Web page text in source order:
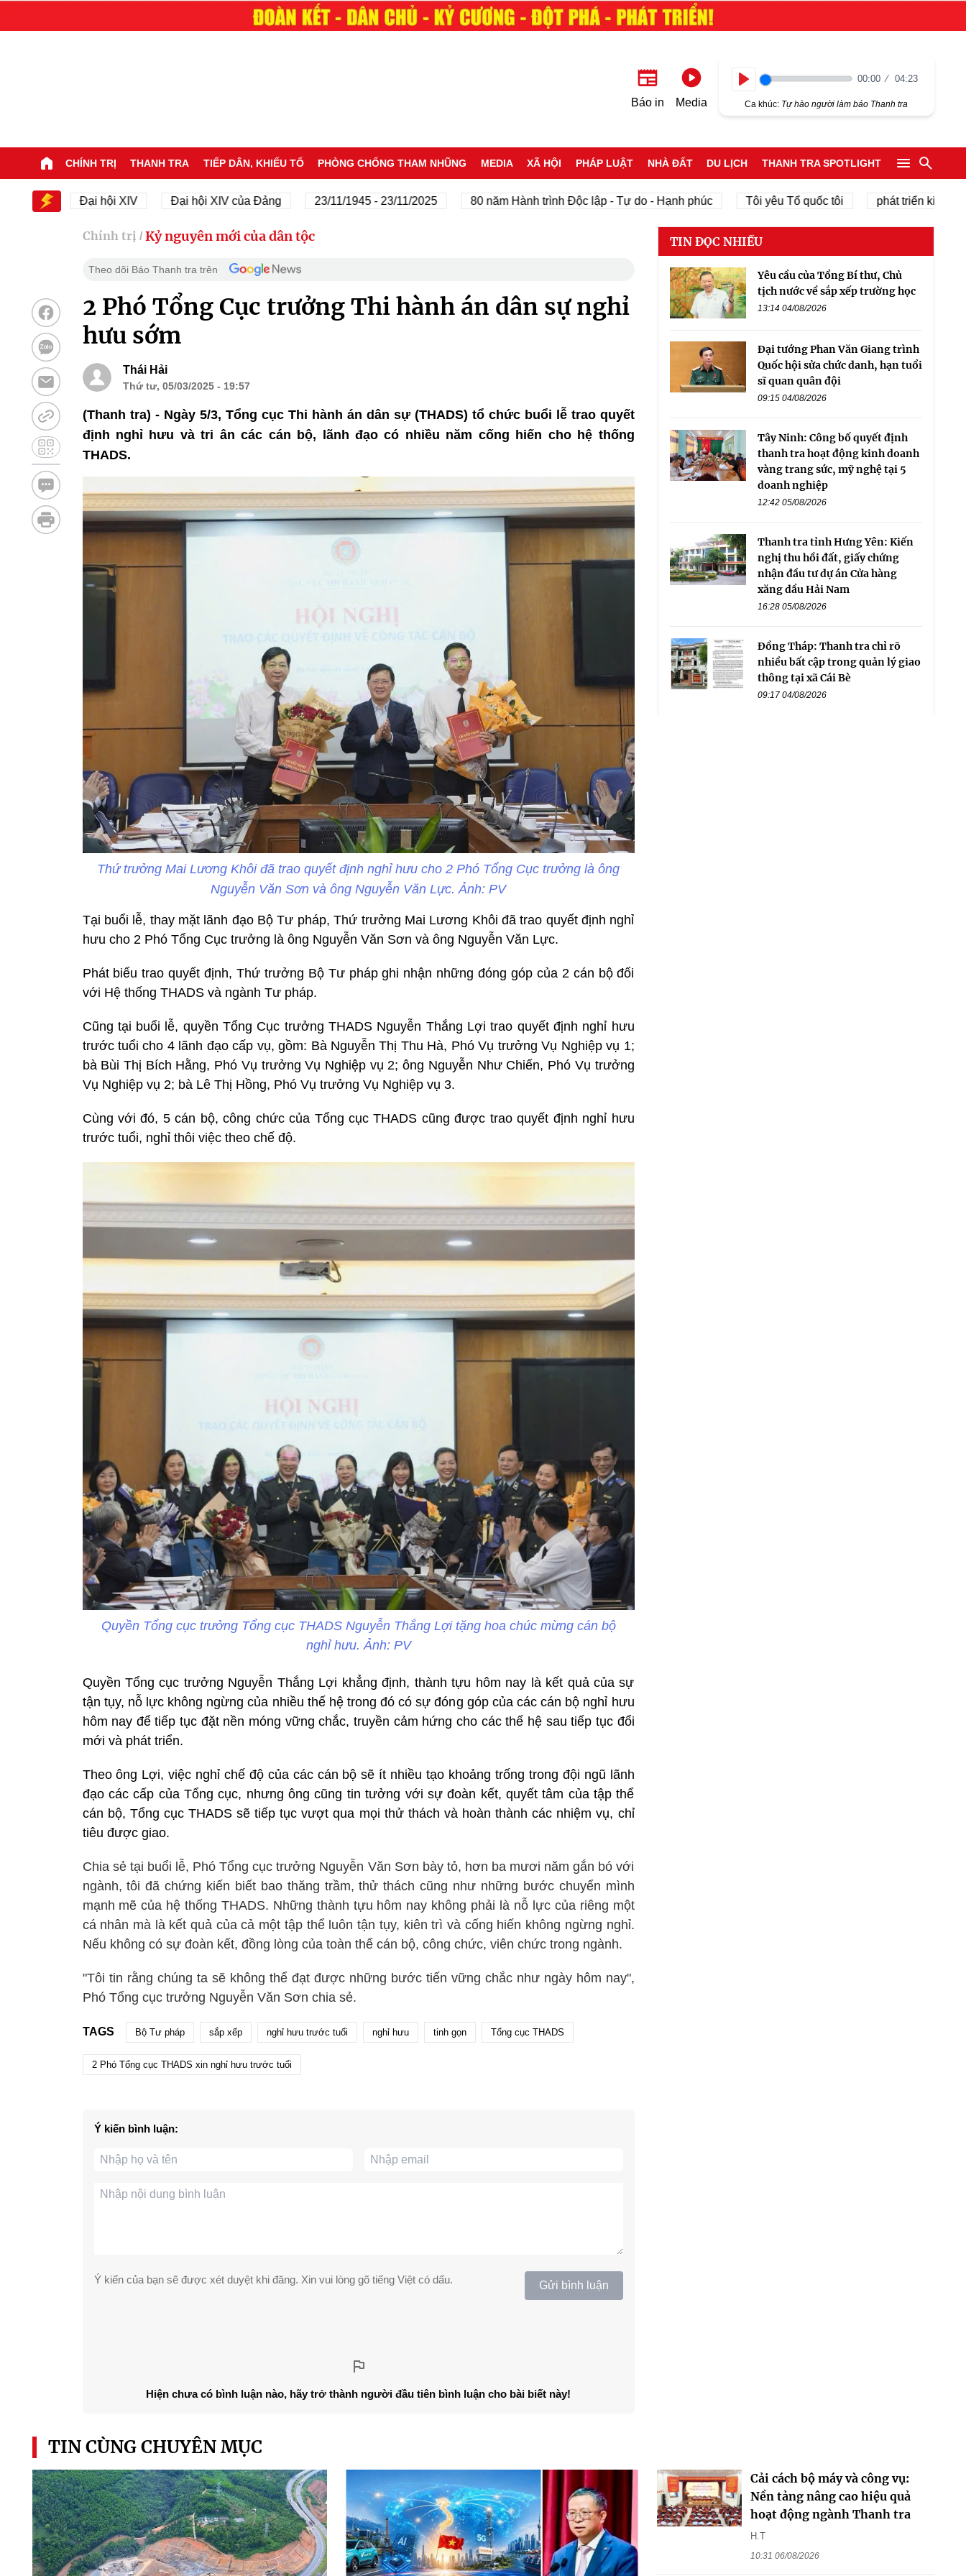
Báo in Media
00:00 04:23
Ca khúc: Tự hào người làm báo Thanh tra
CHÍNH TRỊ THANH TRA TIẾP DÂN, KHIẾU TỐ PHÒNG CHỐNG THAM NHŨNG MEDIA XÃ HỘI PHÁP LUẬT NHÀ ĐẤT DU LỊCH THANH TRA SPOTLIGHT
Đại hội XIV Đại hội XIV của Đảng 23/11/1945 - 23/11/2025 80 năm Hành trình Độc lập - Tự do - Hạnh phúc Tôi yêu Tổ quốc tôi phát triển kinh tế tư
Chính trị / Kỷ nguyên mới của dân tộc
Theo dõi Báo Thanh tra trên
2 Phó Tổng Cục trưởng Thi hành án dân sự nghỉ
hưu sớm
Thái Hải
Thứ tư, 05/03/2025 - 19:57
(Thanh tra) - Ngày 5/3, Tổng cục Thi hành án dân sự (THADS) tổ chức buổi lễ trao quyết
định nghỉ hưu và tri ân các cán bộ, lãnh đạo có nhiều năm cống hiến cho hệ thống
THADS.
Thứ trưởng Mai Lương Khôi đã trao quyết định nghỉ hưu cho 2 Phó Tổng Cục trưởng là ông
Nguyễn Văn Sơn và ông Nguyễn Văn Lực. Ảnh: PV
Tại buổi lễ, thay mặt lãnh đạo Bộ Tư pháp, Thứ trưởng Mai Lương Khôi đã trao quyết định nghỉ
hưu cho 2 Phó Tổng Cục trưởng là ông Nguyễn Văn Sơn và ông Nguyễn Văn Lực.
Phát biểu trao quyết định, Thứ trưởng Bộ Tư pháp ghi nhận những đóng góp của 2 cán bộ đối
với Hệ thống THADS và ngành Tư pháp.
Cũng tại buổi lễ, quyền Tổng Cục trưởng THADS Nguyễn Thắng Lợi trao quyết định nghỉ hưu
trước tuổi cho 4 lãnh đạo cấp vụ, gồm: Bà Nguyễn Thị Thu Hà, Phó Vụ trưởng Vụ Nghiệp vụ 1;
bà Bùi Thị Bích Hằng, Phó Vụ trưởng Vụ Nghiệp vụ 2; ông Nguyễn Như Chiến, Phó Vụ trưởng
Vụ Nghiệp vụ 2; bà Lê Thị Hồng, Phó Vụ trưởng Vụ Nghiệp vụ 3.
Cùng với đó, 5 cán bộ, công chức của Tổng cục THADS cũng được trao quyết định nghỉ hưu
trước tuổi, nghỉ thôi việc theo chế độ.
Quyền Tổng cục trưởng Tổng cục THADS Nguyễn Thắng Lợi tặng hoa chúc mừng cán bộ
nghỉ hưu. Ảnh: PV
Quyền Tổng cục trưởng Nguyễn Thắng Lợi khẳng định, thành tựu hôm nay là kết quả của sự
tận tụy, nỗ lực không ngừng của nhiều thế hệ trong đó có sự đóng góp của các cán bộ nghỉ hưu
hôm nay để tiếp tục đặt nền móng vững chắc, truyền cảm hứng cho các thế hệ sau tiếp tục đổi
mới và phát triển.
Theo ông Lợi, việc nghỉ chế độ của các cán bộ sẽ ít nhiều tạo khoảng trống trong đội ngũ lãnh
đạo các cấp của Tổng cục, nhưng ông cũng tin tưởng với sự đoàn kết, quyết tâm của tập thể
cán bộ, Tổng cục THADS sẽ tiếp tục vượt qua mọi thử thách và hoàn thành các nhiệm vụ, chỉ
tiêu được giao.
Chia sẻ tại buổi lễ, Phó Tổng cục trưởng Nguyễn Văn Sơn bày tỏ, hơn ba mươi năm gắn bó với
ngành, tôi đã chứng kiến biết bao thăng trầm, thử thách cũng như những bước chuyển mình
mạnh mẽ của hệ thống THADS. Những thành tựu hôm nay không phải là nỗ lực của riêng một
cá nhân mà là kết quả của cả một tập thể luôn tận tụy, kiên trì và cống hiến không ngừng nghỉ.
Nếu không có sự đoàn kết, đồng lòng của toàn thể cán bộ, công chức, viên chức trong ngành.
"Tôi tin rằng chúng ta sẽ không thể đạt được những bước tiến vững chắc như ngày hôm nay",
Phó Tổng cục trưởng Nguyễn Văn Sơn chia sẻ.
TAGS Bộ Tư pháp sắp xếp nghỉ hưu trước tuổi nghỉ hưu tinh gọn Tổng cục THADS
2 Phó Tổng cục THADS xin nghỉ hưu trước tuổi
Ý kiến bình luận:
Ý kiến của bạn sẽ được xét duyệt khi đăng. Xin vui lòng gõ tiếng Việt có dấu. Gửi bình luận
Hiện chưa có bình luận nào, hãy trở thành người đầu tiên bình luận cho bài biết này!
TIN ĐỌC NHIỀU
Yêu cầu của Tổng Bí thư, Chủ
tịch nước về sắp xếp trường học
13:14 04/08/2026
Đại tướng Phan Văn Giang trình
Quốc hội sửa chức danh, hạn tuổi
sĩ quan quân đội
09:15 04/08/2026
Tây Ninh: Công bố quyết định
thanh tra hoạt động kinh doanh
vàng trang sức, mỹ nghệ tại 5
doanh nghiệp
12:42 05/08/2026
Thanh tra tỉnh Hưng Yên: Kiến
nghị thu hồi đất, giấy chứng
nhận đầu tư dự án Cửa hàng
xăng dầu Hải Nam
16:28 05/08/2026
Đồng Tháp: Thanh tra chỉ rõ
nhiều bất cập trong quản lý giao
thông tại xã Cái Bè
09:17 04/08/2026
TIN CÙNG CHUYÊN MỤC
Cải cách bộ máy và công vụ:
Nền tảng nâng cao hiệu quả
hoạt động ngành Thanh tra
H.T
10:31 06/08/2026